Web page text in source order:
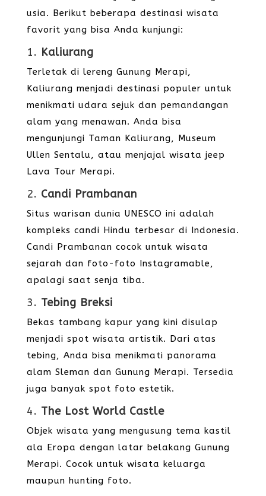
usia. Berikut beberapa destinasi wisata
favorit yang bisa Anda kunjungi:
1. Kaliurang
Terletak di lereng Gunung Merapi,
Kaliurang menjadi destinasi populer untuk
menikmati udara sejuk dan pemandangan
alam yang menawan. Anda bisa
mengunjungi Taman Kaliurang, Museum
Ullen Sentalu, atau menjajal wisata jeep
Lava Tour Merapi.
2. Candi Prambanan
Situs warisan dunia UNESCO ini adalah
kompleks candi Hindu terbesar di Indonesia.
Candi Prambanan cocok untuk wisata
sejarah dan foto-foto Instagramable,
apalagi saat senja tiba.
3. Tebing Breksi
Bekas tambang kapur yang kini disulap
menjadi spot wisata artistik. Dari atas
tebing, Anda bisa menikmati panorama
alam Sleman dan Gunung Merapi. Tersedia
juga banyak spot foto estetik.
4. The Lost World Castle
Objek wisata yang mengusung tema kastil
ala Eropa dengan latar belakang Gunung
Merapi. Cocok untuk wisata keluarga
maupun hunting foto.